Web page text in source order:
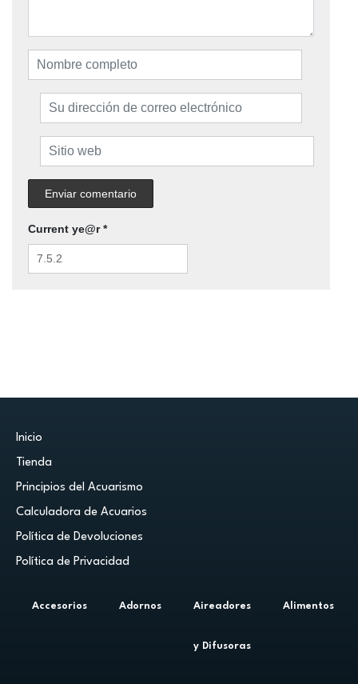
Current ye@r*
Inicio
Tienda
Principios del Acuarismo
Calculadora de Acuarios
Política de Devoluciones
Política de Privacidad
Accesorios Adornos Aireadores
y Difusoras
Alimentos